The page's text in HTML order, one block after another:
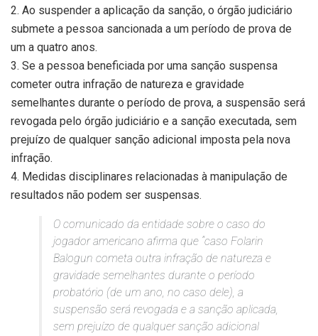
2. Ao suspender a aplicação da sanção, o órgão judiciário
submete a pessoa sancionada a um período de prova de
um a quatro anos.
3. Se a pessoa beneficiada por uma sanção suspensa
cometer outra infração de natureza e gravidade
semelhantes durante o período de prova, a suspensão será
revogada pelo órgão judiciário e a sanção executada, sem
prejuízo de qualquer sanção adicional imposta pela nova
infração.
4. Medidas disciplinares relacionadas à manipulação de
resultados não podem ser suspensas.
O comunicado da entidade sobre o caso do
jogador americano afirma que “caso Folarin
Balogun cometa outra infração de natureza e
gravidade semelhantes durante o período
probatório (de um ano, no caso dele), a
suspensão será revogada e a sanção aplicada,
sem prejuízo de qualquer sanção adicional